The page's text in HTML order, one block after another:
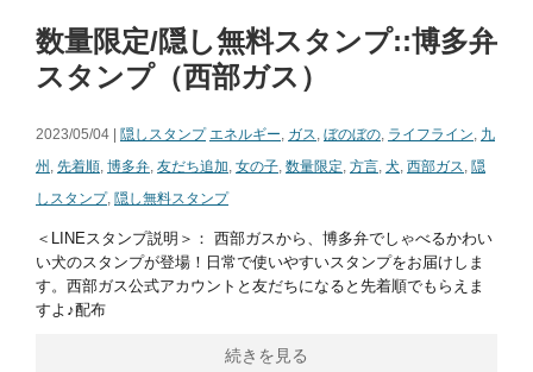
数量限定/隠し無料スタンプ::博多弁
スタンプ（西部ガス）
2023/05/04 | 隠しスタンプ エネルギー, ガス, ぼのぼの, ライフライン, 九
州 , 先着順, 博多弁, 友だち追加, 女の子, 数量限定, 方言, 犬, 西部ガス, 隠
しスタンプ, 隠し無料スタンプ
＜LINEスタンプ説明＞： 西部ガスから、博多弁でしゃべるかわい
い犬のスタンプが登場！日常で使いやすいスタンプをお届けしま
す。西部ガス公式アカウントと友だちになると先着順でもらえま
すよ♪配布
続きを見る